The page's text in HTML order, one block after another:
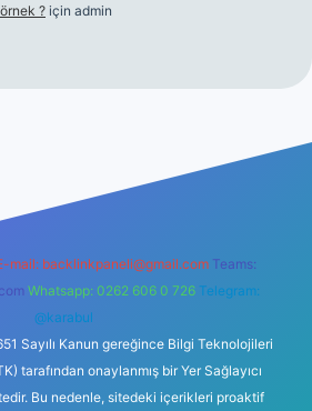
? için admin
mail: backlinkpaneli@gmail.com Teams:
Whatsapp: 0262 606 0 726 Telegram:
@karabul
Sayılı Kanun gereğince Bilgi Teknolojileri
tarafından onaylanmış bir Yer Sağlayıcı
Bu nedenle, sitedeki içerikleri proaktif